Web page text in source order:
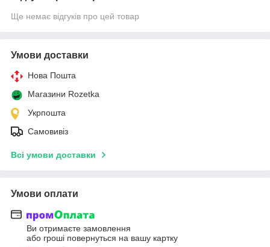
Ще немає відгуків про цей товар
Умови доставки
Нова Пошта
Магазини Rozetka
Укрпошта
Самовивіз
Всі умови доставки
Умови оплати
Ви отримаєте замовлення
або гроші повернуться на вашу картку